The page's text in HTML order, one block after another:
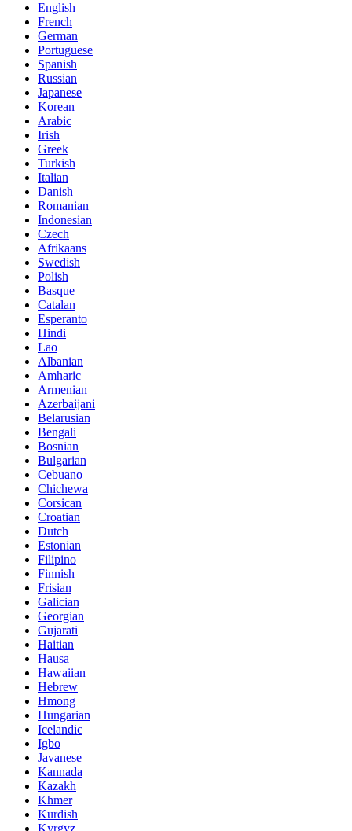
English
French
German
Portuguese
Spanish
Russian
Japanese
Korean
Arabic
Irish
Greek
Turkish
Italian
Danish
Romanian
Indonesian
Czech
Afrikaans
Swedish
Polish
Basque
Catalan
Esperanto
Hindi
Lao
Albanian
Amharic
Armenian
Azerbaijani
Belarusian
Bengali
Bosnian
Bulgarian
Cebuano
Chichewa
Corsican
Croatian
Dutch
Estonian
Filipino
Finnish
Frisian
Galician
Georgian
Gujarati
Haitian
Hausa
Hawaiian
Hebrew
Hmong
Hungarian
Icelandic
Igbo
Javanese
Kannada
Kazakh
Khmer
Kurdish
Kyrgyz